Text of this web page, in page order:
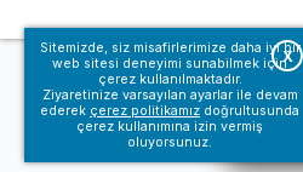
Sitemizde, siz misafirlerimize daha iyi bir
web sitesi deneyimi sunabilmek için
çerez kullanılmaktadır.
Ziyaretinize varsayılan ayarlar ile devam
ederek çerez politikamız doğrultusunda
çerez kullanımına izin vermiş
oluyorsunuz.
X
© Fraport TAV Antalya Havalimanı,
Kullanım koşullarımız
Bilgi